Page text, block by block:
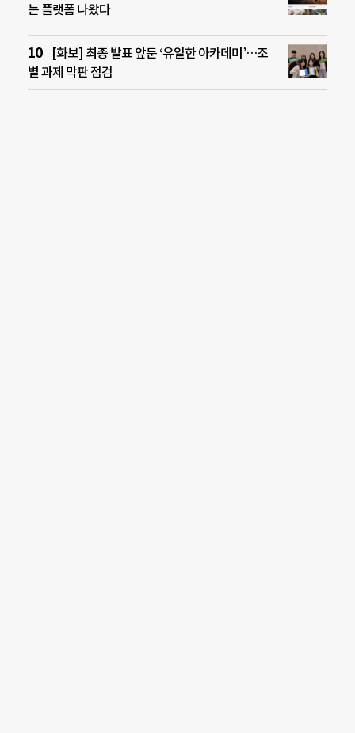
는 플랫폼 나왔다
[화보] 최종 발표 앞둔 ‘유일한 아카데미’…조
별 과제 막판 점검